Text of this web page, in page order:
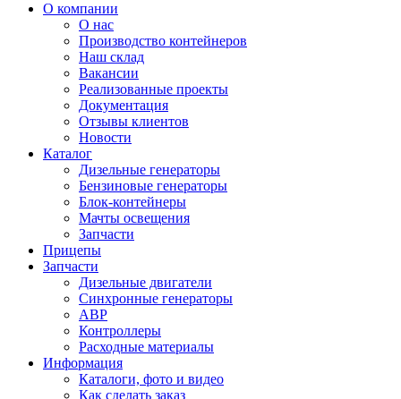
О компании
О нас
Производство контейнеров
Наш склад
Вакансии
Реализованные проекты
Документация
Отзывы клиентов
Новости
Каталог
Дизельные генераторы
Бензиновые генераторы
Блок-контейнеры
Мачты освещения
Запчасти
Прицепы
Запчасти
Дизельные двигатели
Синхронные генераторы
АВР
Контроллеры
Расходные материалы
Информация
Каталоги, фото и видео
Как сделать заказ